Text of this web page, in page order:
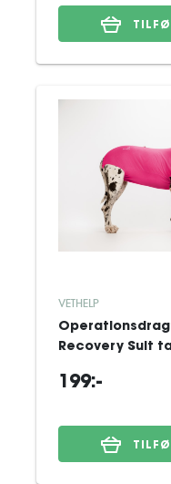
VETHELP
Recovery Suit
199:-